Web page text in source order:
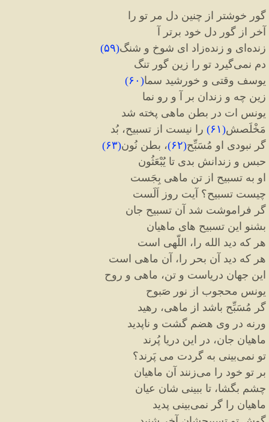
گور خوشتر از چنین دل مر تو را
آخر از گور دل خود برتر آ
زنده ای و زندهزاد ای شوخ و شنگ(۵۹)
دم نمیگیرد تو را زین گور تنگ
یوسف وقتی و خورشید سما( ۶۰)
زین چه و زندان بر آ و رو نما
یونس ات در بطن ماهی پخته شد
مَخْلَصش(۶۱) را نیست از تسبیح، بُد
گر نبودی او مُسَبِّح(۶۲)، بطن نُون(۶۳)
حبس و زندانش بدی تا یُبْعَثُون
او به تسبیح از تن ماهی بِجَست
چیست تسبیح؟ آیت روز اَلَست
گر فراموشت شد آن تسبیح جان
بشنو این تسبیح های ماهیان
هر که دید الله را، اللّهی است
هر که دید آن بحر را، آن ماهی است
این جهان دریاست و تن، ماهی و روح
یونس محجوب از نور صَبوح
گر مُسَبِّح باشد از ماهی، رهید
ورنه در وی هضم گشت و ناپدید
ماهیان جان، در این دریا پُرند
تو نمیبینی به گردت می پَرند؟
بر تو خود را میزنند آن ماهیان
چشم بگشا، تا ببینی شان عیان
ماهیان را گر نمیبینی پدید